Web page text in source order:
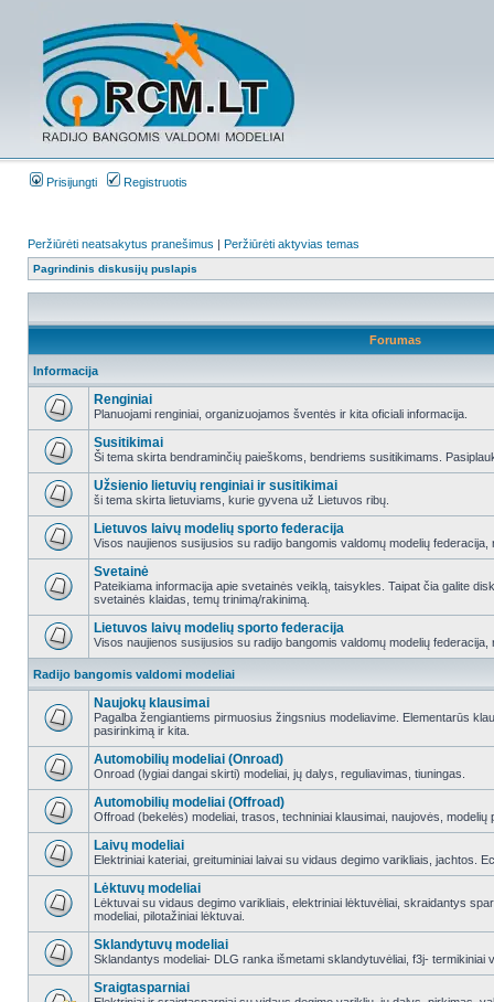
Prisijungti Registruotis
Peržiūrėti neatsakytus pranešimus | Peržiūrėti aktyvias temas
Pagrindinis diskusijų puslapis
Forumas
Informacija
Renginiai
Planuojami renginiai, organizuojamos šventės ir kita oficiali informacija.
Susitikimai
Ši tema skirta bendraminčių paieškoms, bendriems susitikimams.
Užsienio lietuvių renginiai ir susitikimai
ši tema skirta lietuviams, kurie gyvena už Lietuvos ribų.
Lietuvos laivų modelių sporto federacija
Visos naujienos susijusios su radijo bangomis valdomų modelių
Svetainė
Pateikiama informacija apie svetainės veiklą, taisykles. Taipat čia galite
svetainės klaidas, temų trinimą/rakinimą.
Lietuvos laivų modelių sporto federacija
Visos naujienos susijusios su radijo bangomis valdomų modelių
Radijo bangomis valdomi modeliai
Naujokų klausimai
Pagalba žengiantiems pirmuosius žingsnius modeliavime. Elementarūs
pasirinkimą ir kita.
Automobilių modeliai (Onroad)
Onroad (lygiai dangai skirti) modeliai, jų dalys, reguliavimas, tiuningas.
Automobilių modeliai (Offroad)
Offroad (bekelės) modeliai, trasos, techniniai klausimai, naujovės, modelių
Laivų modeliai
Elektriniai kateriai, greituminiai laivai su vidaus degimo varikliais, jachtos.
Lėktuvų modeliai
Lėktuvai su vidaus degimo varikliais, elektriniai lėktuvėliai, skraidantys
modeliai, pilotažiniai lėktuvai.
Sklandytuvų modeliai
Sklandantys modeliai- DLG ranka išmetami sklandytuvėliai, f3j-
Sraigtasparniai